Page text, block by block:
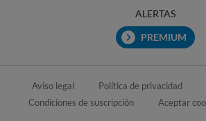
ALERTAS
PREMIUM
Aviso legal Política de privacidad
Condiciones de suscripción
Aceptar